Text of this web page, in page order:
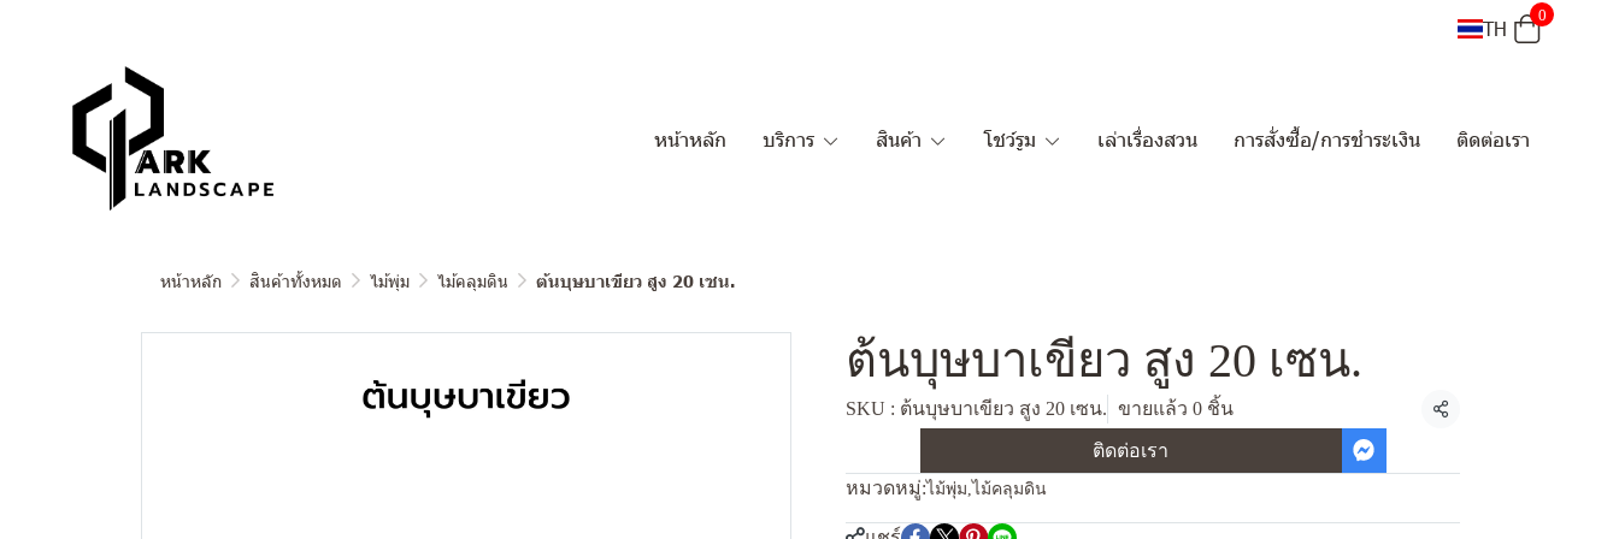
TH
0
หน้าหลัก บริการ สินค้า โชว์รูม เล่าเรื่องสวน การสั่งซื้อ/การชำระเงิน ติดต่อเรา
หน้าหลัก สินค้าทั้งหมด ไม้พุ่ม ไม้คลุมดิน ต้นบุษบาเขียว สูง 20 เซน.
ต้นบุษบาเขียว สูง 20 เซน.
SKU : ต้นบุษบาเขียว สูง 20 เซน. ขายแล้ว 0 ชิ้น
แชร์
ติดต่อเรา
หมวดหมู่:ไม้พุ่ม,ไม้คลุมดิน